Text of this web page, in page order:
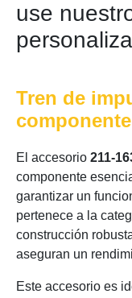
use
Tren de
El accesorio 211-
componente
garantizar un
pertenece a la
construcción
aseguran un
Este accesorio es